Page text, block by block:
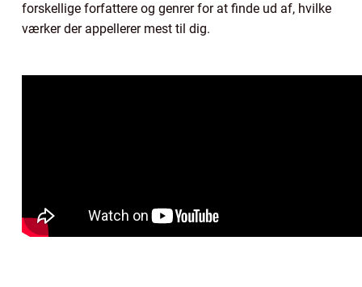
forskellige forfattere og genrer for at finde ud af, hvilke
værker der appellerer mest til dig.